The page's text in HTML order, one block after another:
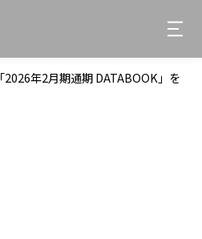
「2026年2月期通期 DATABOOK」を